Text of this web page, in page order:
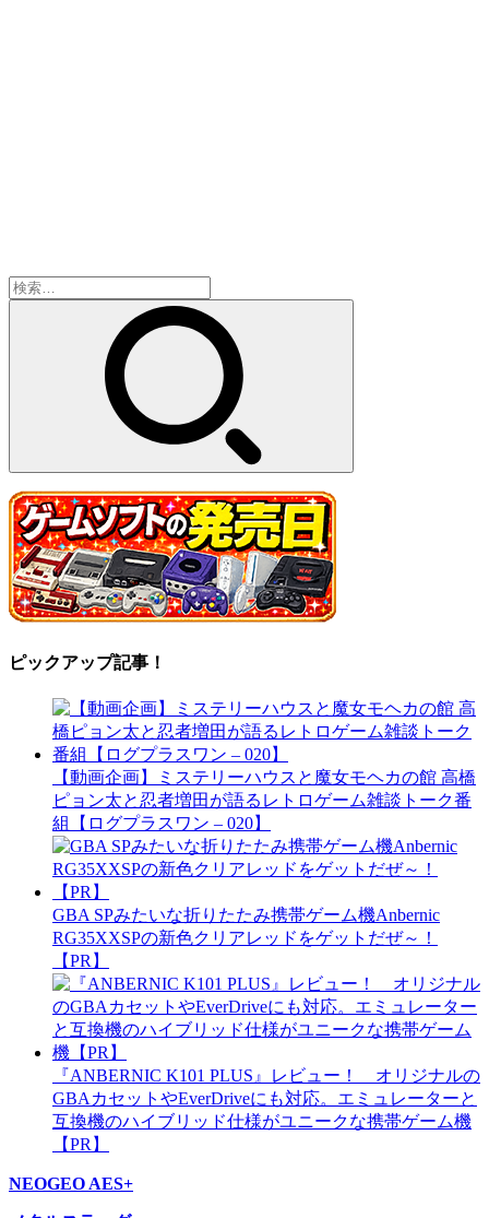
検
索:
ピックアップ記事！
【動画企画】ミステリーハウスと魔女モヘカの館 高橋
ピョン太と忍者増田が語るレトロゲーム雑談トーク番
組【ログプラスワン – 020】
GBA SPみたいな折りたたみ携帯ゲーム機Anbernic
RG35XXSPの新色クリアレッドをゲットだぜ～！
【PR】
『ANBERNIC K101 PLUS』レビュー！ オリジナルの
GBAカセットやEverDriveにも対応。エミュレーターと
互換機のハイブリッド仕様がユニークな携帯ゲーム機
【PR】
NEOGEO AES+